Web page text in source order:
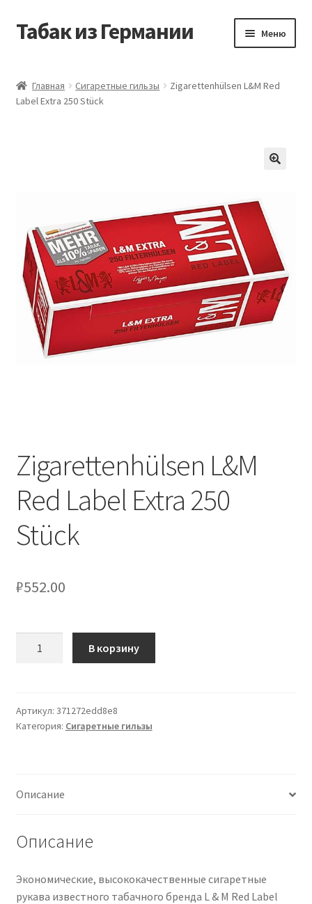
Перейти
Перейти
Табак из Германии Меню
Аккаунт
Оформление заказа
Табак на заказ
Главная Сигаретные гильзы
Zigarettenhülsen L&M Red
Label Extra 250 Stück
Zigarettenhülsen L&M
Red Label Extra 250
Stück
₽552.00
Red
Label
В корзину
Артикул: 371272edd8e8
Категория: Сигаретные гильзы
Описание
Описание
Экономические, высококачественные сигаретные
рукава известного табачного бренда L & M Red Label